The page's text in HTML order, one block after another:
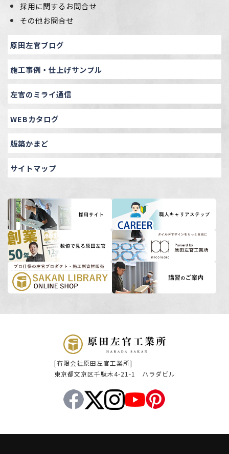
採用に関するお問合せ
その他お問合せ
原田左官ブログ
施工事例・仕上げサンプル
左官のミライ通信
WEBカタログ
版築かまど
サイトマップ
[有限会社原田左官工業所]
東京都文京区千駄木4-21-1 ハラダビル